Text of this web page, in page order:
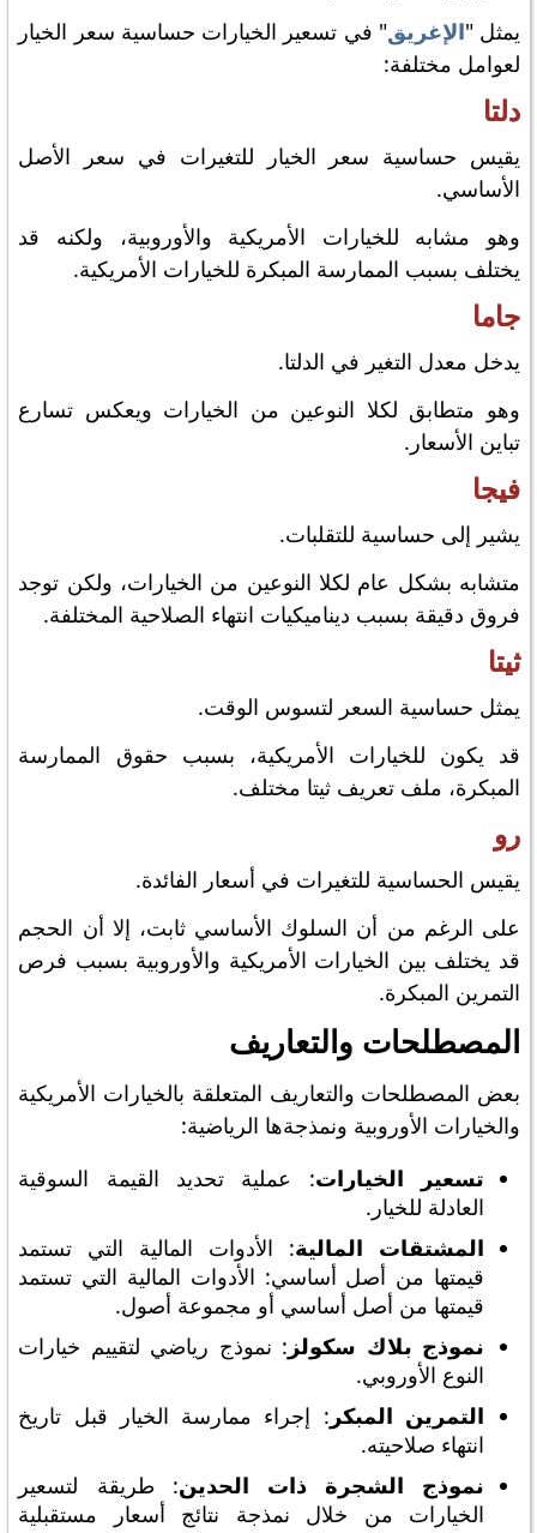
يمثل "الإغريق" في تسعير الخيارات حساسية سعر الخيار
لعوامل مختلفة:
دلتا
يقيس حساسية سعر الخيار للتغيرات في سعر الأصل
الأساسي.
وهو مشابه للخيارات الأمريكية والأوروبية، ولكنه قد
يختلف بسبب الممارسة المبكرة للخيارات الأمريكية.
جاما
يدخل معدل التغير في الدلتا.
وهو متطابق لكلا النوعين من الخيارات ويعكس تسارع
تباين الأسعار.
فيجا
يشير إلى حساسية للتقلبات.
متشابه بشكل عام لكلا النوعين من الخيارات، ولكن توجد
فروق دقيقة بسبب ديناميكيات انتهاء الصلاحية المختلفة.
ثيتا
يمثل حساسية السعر لتسوس الوقت.
قد يكون للخيارات الأمريكية، بسبب حقوق الممارسة
المبكرة، ملف تعريف ثيتا مختلف.
رو
يقيس الحساسية للتغيرات في أسعار الفائدة.
على الرغم من أن السلوك الأساسي ثابت، إلا أن الحجم
قد يختلف بين الخيارات الأمريكية والأوروبية بسبب فرص
التمرين المبكرة.
المصطلحات والتعاريف
بعض المصطلحات والتعاريف المتعلقة بالخيارات الأمريكية
والخيارات الأوروبية ونمذجةها الرياضية:
تسعير الخيارات: عملية تحديد القيمة السوقية
العادلة للخيار.
المشتقات المالية: الأدوات المالية التي تستمد
قيمتها من أصل أساسي: الأدوات المالية التي تستمد
قيمتها من أصل أساسي أو مجموعة أصول.
نموذج بلاك سكولز : نموذج رياضي لتقييم خيارات
النوع الأوروبي.
التمرين المبكر : إجراء ممارسة الخيار قبل تاريخ
انتهاء صلاحيته.
نموذج الشجرة ذات الحدين: طريقة لتسعير
الخيارات من خلال نمذجة نتائج أسعار مستقبلية